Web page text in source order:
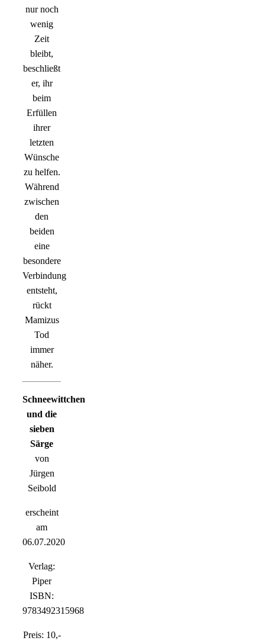
nur noch
wenig
Zeit
bleibt,
beschließt
er, ihr
beim
Erfüllen
ihrer
letzten
Wünsche
zu helfen.
Während
zwischen
den
beiden
eine
besondere
Verbindung
entsteht,
rückt
Mamizus
Tod
immer
näher.
Schneewittchen
und die
sieben
Särge
von
Jürgen
Seibold
erscheint
am
06.07.2020
Verlag:
Piper
ISBN:
9783492315968
Preis: 10,-